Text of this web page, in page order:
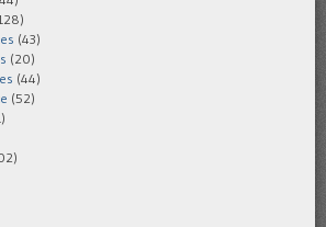
(43)
(20)
(44)
(52)